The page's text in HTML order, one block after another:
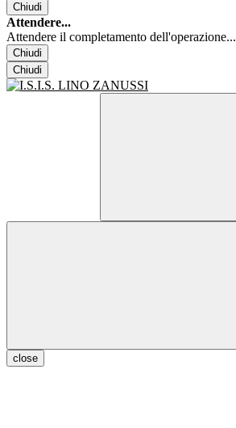
Chiudi
Attendere...
Attendere il completamento dell'operazione...
Chiudi
Chiudi
close